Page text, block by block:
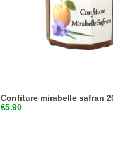
Confiture mirabelle safran
€5.90